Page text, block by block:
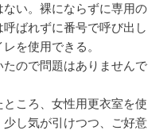
い。裸にならずに専用の
ばれずに番号で呼び出し
を使用できる。
ので問題はありませんで
ところ、女性用更衣室を使
し気が引けつつ、ご好意